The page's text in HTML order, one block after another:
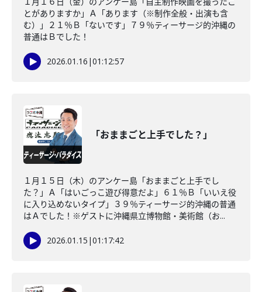
とがありますか」Ａ「あります（※制作全般・出演も含
む）」２１％Ｂ「ないです」７９％ティーサージ的沖縄の
普通はＢでした！
2026.01.16 |01:12:57
「おままごと上手でした？」
１月１５日（木）のアンケー島「おままごと上手でし
た？」Ａ「はいごっこ遊び得意だよ」６１％Ｂ「いいえ役
に入り込めないタイプ」３９％ティーサージ的沖縄の普通
はＡでした！※ゲストに沖縄県立博物館・美術館（お...
2026.01.15 |01:17:42